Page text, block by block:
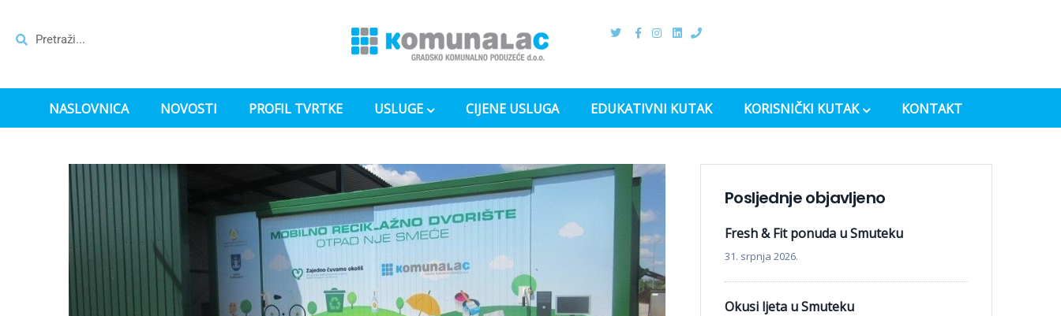
NASLOVNICA NOVOSTI PROFIL TVRTKE USLUGE CIJENE USLUGA EDUKATIVNI KUTAK KORISNIČKI KUTAK KONTAKT
Posljednje objavljeno
Fresh & Fit ponuda u Smuteku
31. srpnja 2026.
Okusi ljeta u Smuteku